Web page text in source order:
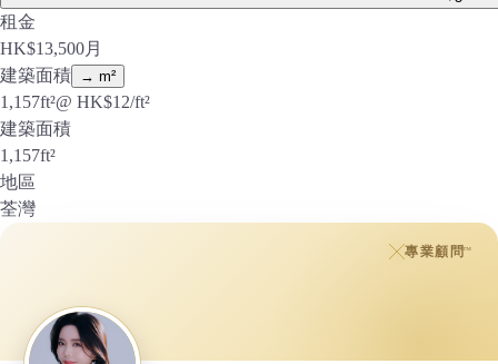
租金
HK$13,500月
建築面積
→ m²
1,157ft²@ HK$12/ft²
建築面積
1,157ft²
地區
荃灣
專業顧問™